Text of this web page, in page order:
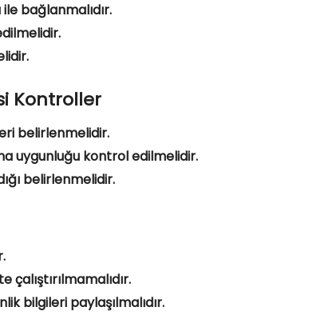
bağlanmalıdır.
Kontroller
belirlenmelidir.
uygunluğu kontrol edilmelidir.
belirlenmelidir.
bilgileri paylaşılmalıdır.